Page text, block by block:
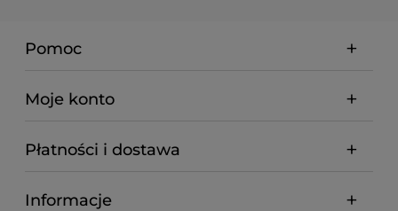
Pomoc
Moje konto
Płatności i dostawa
Informacje